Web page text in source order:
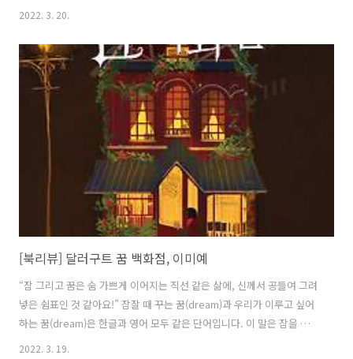
골랐다가 두 번째 글을 읽고 나니 제가 읽고 싶어 져서 담아왔습니다. 어
아려옵니다. 신경숙의 ‘엄마를 부탁해’를 타지에서 읽으며 얼마나 가슴
시려했는지 모를 정도 말입니다. ‘청춘’이라는 두 글자는 여러가지 복잡
한 감정을 한 번에 불러오는 묘한 매력이 있는 단어입니다. 그 찬란한 시
기를 적은 문장들은 그가 지나온 길이 제가 지나온 길과 그리 다르지도
멀지도 않게 느껴졌습니다. 내가 기억하는 청춘이랑 그런 장면이다. 겨울
에서 봄으로 ..
2022. 3. 20.
[북리뷰] 달러구트 꿈 백화점, 이미예
“잠 그리고 꿈은 숨 가쁘게 이어지는 직선 같은 삶에, 신께서 공들여 그려
넣은 쉼표인 것 같아요!” 잠잘 때 꾸는 꿈(dream)과 우리가 이루고 싶어
하는 꿈(dream)은 한글과 영어 모두 같은 단어입니다. 이 말은 잠을 자
2022. 3. 19.